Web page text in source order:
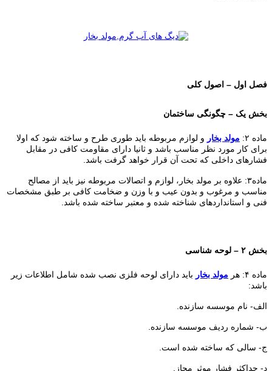
فصل اول – اصول کلی
بخش یک – چگونگی ساختمان
ماده ۲: مولد بخار و لوازم مربوطه باید طوری طرح و ساخته شود که اولا
برای کار مورد نظر مناسب باشد و ثانیا دارای مقاومت کافی در مقابل
فشارهای داخلی که تحت آن قرار خواهد گرفت باشد.
ماده۳: علاوه بر مولد بخار، لوازم و اتصالات مربوطه نیز باید از مصالح
مناسب و مرغوب و بدون عیب و با وزن و ضخامت کافی بر طبق مشخصات
فنی و استانداردهای شناخته شده و معتبر ساخته شده باشد.
بخش ۲ – لوحه شناسی
ماده ۴: هر مولد بخار باید دارای لوحه فلزی نصب شده شامل اطلاعات زیر
باشد:
الف- نام موسسه سازنده.
ب- شماره ردیف موسسه سازنده.
ج- سالی که ساخته شده است.
د- حداکثر فشار موثر مجاز.